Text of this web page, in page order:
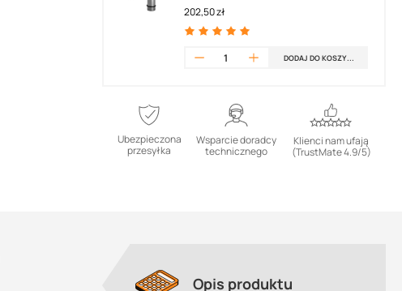
202,50 zł
DODAJ DO KOSZYKA
Ubezpieczona
przesyłka
Wsparcie doradcy
technicznego
Klienci nam ufają
(TrustMate 4.9/5)
Opis produktu